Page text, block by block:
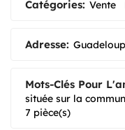
Catégories: Vente
Adresse:
Mots-Clés Pour
située sur la
7 pièce(s)